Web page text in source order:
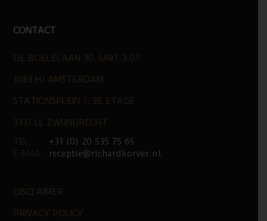
CONTACT
DE BOELELAAN 30, UNIT 3.07
1083 HJ AMSTERDAM
STATIONSPLEIN 1, 3E ETAGE
3331 LL ZWIJNDRECHT
+31 (0) 20 535 75 65
receptie@richardkorver.nl
DISCLAIMER
PRIVACY POLICY